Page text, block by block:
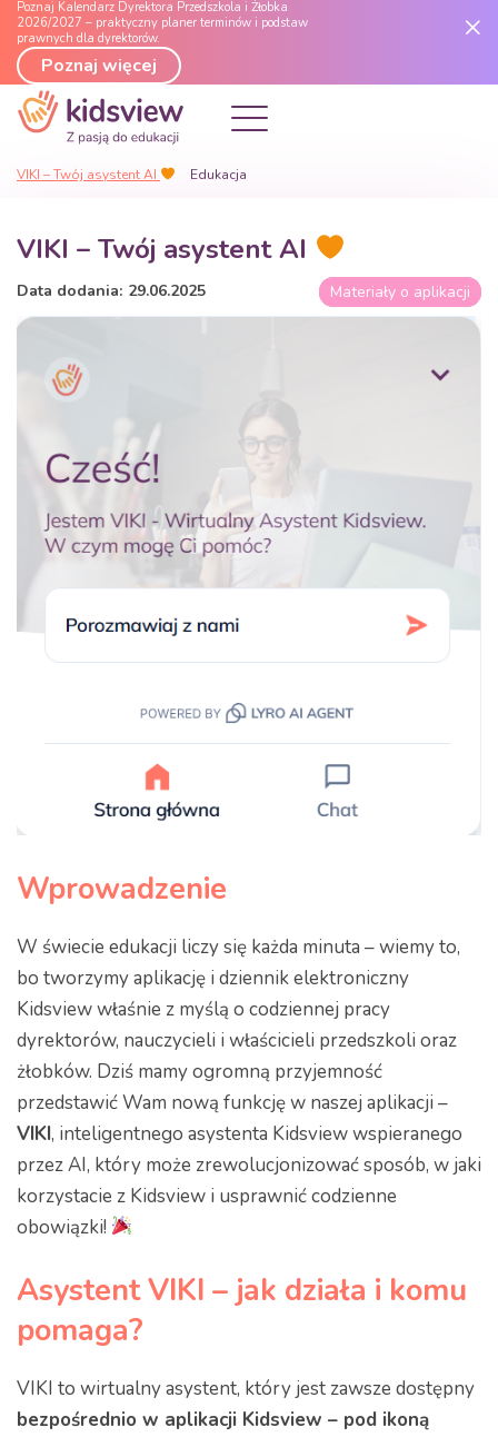
Poznaj Kalendarz Dyrektora Przedszkola i Żłobka
2026/2027 – praktyczny planer terminów i podstaw
prawnych dla dyrektorów.
Poznaj więcej
VIKI – Twój asystent AI Edukacja
VIKI – Twój asystent AI
Data dodania: 29.06.2025 Materiały o aplikacji
Wprowadzenie
W świecie edukacji liczy się każda minuta – wiemy to,
bo tworzymy aplikację i dziennik elektroniczny
Kidsview właśnie z myślą o codziennej pracy
dyrektorów, nauczycieli i właścicieli przedszkoli oraz
żłobków. Dziś mamy ogromną przyjemność
przedstawić Wam nową funkcję w naszej aplikacji –
VIKI, inteligentnego asystenta Kidsview wspieranego
przez AI, który może zrewolucjonizować sposób, w jaki
korzystacie z Kidsview i usprawnić codzienne
obowiązki!
Asystent VIKI – jak działa i komu
pomaga?
VIKI to wirtualny asystent, który jest zawsze dostępny
bezpośrednio w aplikacji Kidsview – pod ikoną